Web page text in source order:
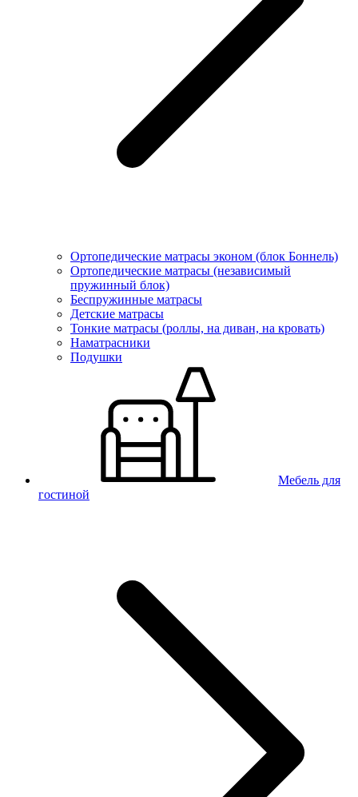
Ортопедические матрасы эконом (блок Боннель)
Ортопедические матрасы (независимый
пружинный блок)
Беcпружинные матрасы
Детские матрасы
Тонкие матрасы (роллы, на диван, на кровать)
Наматрасники
Подушки
Мебель для
гостиной